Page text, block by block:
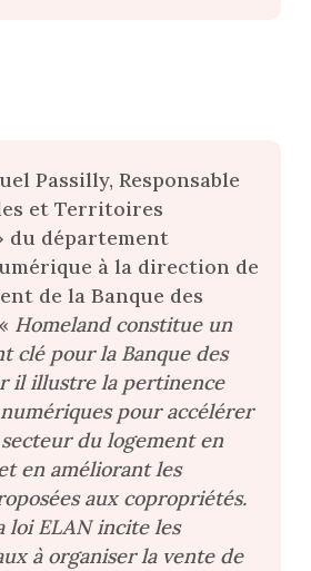
Passilly, Responsable
et Territoires
du département
à la direction de
de la Banque des
Homeland constitue un
clé pour la Banque des
il illustre la pertinence
pour accélérer
du logement en
en améliorant les
aux copropriétés.
loi ELAN incite les
à organiser la vente de